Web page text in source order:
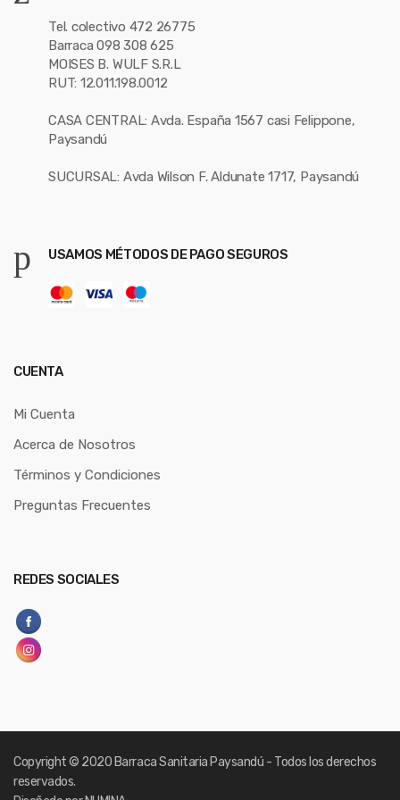
Tel. colectivo 472 26775
Barraca 098 308 625
MOISES B. WULF S.R.L
RUT: 12.011.198.0012
CASA CENTRAL: Avda. España 1567 casi Felippone,
Paysandú
SUCURSAL: Avda Wilson F. Aldunate 1717, Paysandú
USAMOS MÉTODOS DE PAGO SEGUROS
CUENTA
Mi Cuenta
Acerca de Nosotros
Términos y Condiciones
Preguntas Frecuentes
REDES SOCIALES
Copyright© 2020 Barraca Sanitaria Paysandú - Todos los derechos
reservados.